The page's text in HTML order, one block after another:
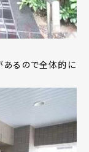
あるので全体的に